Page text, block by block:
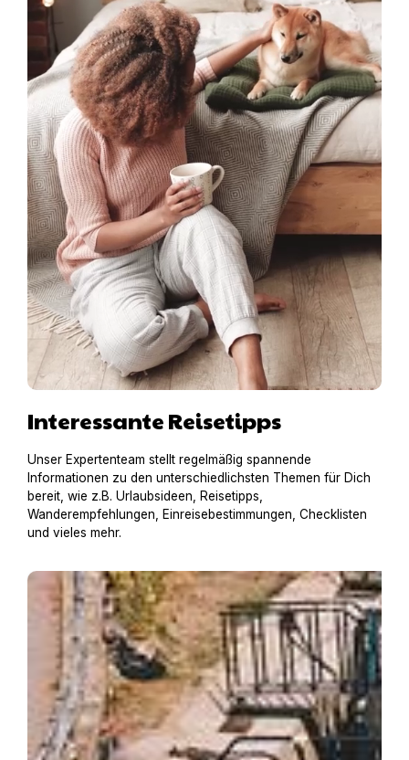
Interessante Reisetipps
Unser Expertenteam stellt regelmäßig spannende
Informationen zu den unterschiedlichsten Themen für Dich
bereit, wie z.B. Urlaubsideen, Reisetipps,
Wanderempfehlungen, Einreisebestimmungen, Checklisten
und vieles mehr.
Hausboot mit Hund